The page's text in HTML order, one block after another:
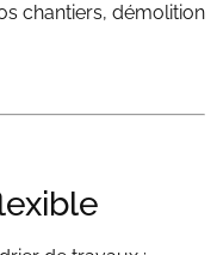
chantiers, démolition